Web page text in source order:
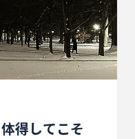
得してこそ